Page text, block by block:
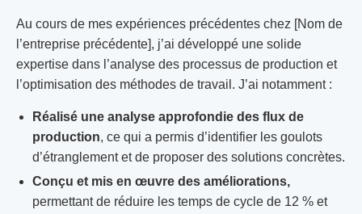
Au cours de mes expériences précédentes chez [Nom de
l’entreprise précédente], j’ai développé une solide
expertise dans l’analyse des processus de production et
l’optimisation des méthodes de travail. J’ai notamment :
Réalisé une analyse approfondie des flux de
production, ce qui a permis d’identifier les goulots
d’étranglement et de proposer des solutions concrètes.
Conçu et mis en œuvre des améliorations,
permettant de réduire les temps de cycle de 12 % et